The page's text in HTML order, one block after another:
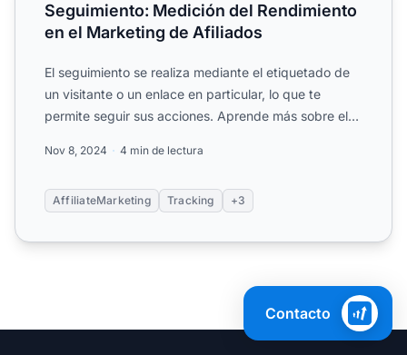
Seguimiento: Medición del Rendimiento
en el Marketing de Afiliados
El seguimiento se realiza mediante el etiquetado de
un visitante o un enlace en particular, lo que te
permite seguir sus acciones. Aprende más sobre el
Nov 8, 2024 4 min de lectura
AffiliateMarketing Tracking +3
Contacto